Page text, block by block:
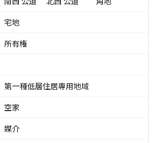
宅地
所有権
第一種低層住居専用地域
空家
媒介